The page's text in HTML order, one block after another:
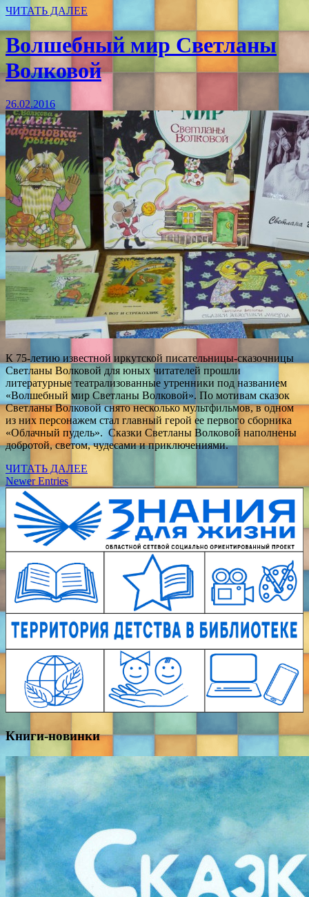
ЧИТАТЬ ДАЛЕЕ
Волшебный мир Светланы
Волковой
26.02.2016
К 75-летию известной иркутской писательницы-сказочницы
Светланы Волковой для юных читателей прошли
литературные театрализованные утренники под названием
«Волшебный мир Светланы Волковой». По мотивам сказок
Светланы Волковой снято несколько мультфильмов, в одном
из них персонажем стал главный герой ее первого сборника
«Облачный пудель». Сказки Светланы Волковой наполнены
добротой, светом, чудесами и приключениями.
ЧИТАТЬ ДАЛЕЕ
Newer Entries
Книги-новинки